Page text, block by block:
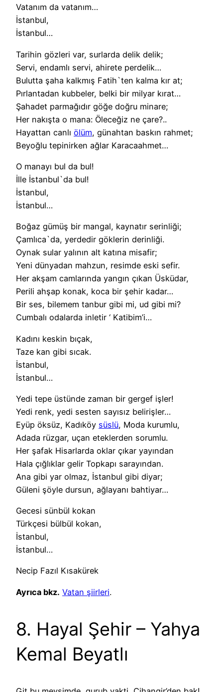
Vatanım da vatanım…
İstanbul,
İstanbul…
Tarihin gözleri var, surlarda delik delik;
Servi, endamlı servi, ahirete perdelik…
Bulutta şaha kalkmış Fatih`ten kalma kır at;
Pırlantadan kubbeler, belki bir milyar kırat…
Şahadet parmağıdır göğe doğru minare;
Her nakışta o mana: Öleceğiz ne çare?..
Hayattan canlı ölüm, günahtan baskın rahmet;
Beyoğlu tepinirken ağlar Karacaahmet…
O manayı bul da bul!
İlle İstanbul`da bul!
İstanbul,
İstanbul…
Boğaz gümüş bir mangal, kaynatır serinliği;
Çamlıca`da, yerdedir göklerin derinliği.
Oynak sular yalının alt katına misafir;
Yeni dünyadan mahzun, resimde eski sefir.
Her akşam camlarında yangın çıkan Üsküdar,
Perili ahşap konak, koca bir şehir kadar…
Bir ses, bilemem tanbur gibi mi, ud gibi mi?
Cumbalı odalarda inletir ‘ Katibim’i…
Kadını keskin bıçak,
Taze kan gibi sıcak.
İstanbul,
İstanbul…
Yedi tepe üstünde zaman bir gergef işler!
Yedi renk, yedi sesten sayısız belirişler…
Eyüp öksüz, Kadıköy süslü, Moda kurumlu,
Adada rüzgar, uçan eteklerden sorumlu.
Her şafak Hisarlarda oklar çıkar yayından
Hala çığlıklar gelir Topkapı sarayından.
Ana gibi yar olmaz, İstanbul gibi diyar;
Güleni şöyle dursun, ağlayanı bahtiyar…
Gecesi sünbül kokan
Türkçesi bülbül kokan,
İstanbul,
İstanbul…
Necip Fazıl Kısakürek
Ayrıca bkz. Vatan şiirleri.
8. Hayal Şehir – Yahya
Kemal Beyatlı